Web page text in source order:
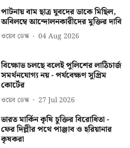
পাটনায় বাম ছাত্র যুবদের ডাকে মিছিল,
অবিলম্বে আন্দোলনকারীদের মুক্তির দাবি
ওয়েব ডেস্ক 04 Aug 2026
বিক্ষোভ চলছে বলেই পুলিশের লাঠিচার্জ
সমর্থনযোগ্য নয় - পর্যবেক্ষণ সুপ্রিম
কোর্টের
ওয়েব ডেস্ক 27 Jul 2026
ভারত মার্কিন কৃষি চুক্তির বিরোধিতা -
ফের দিল্লীর পথে পাঞ্জাব ও হরিয়ানার
কৃষকরা